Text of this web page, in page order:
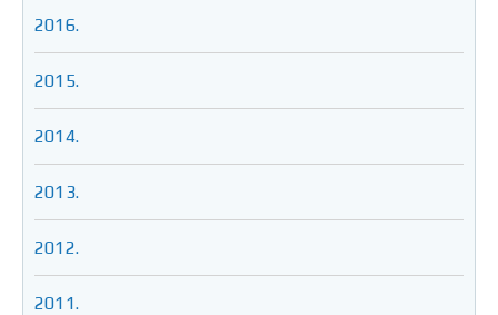
2016.
2015.
2014.
2013.
2012.
2011.